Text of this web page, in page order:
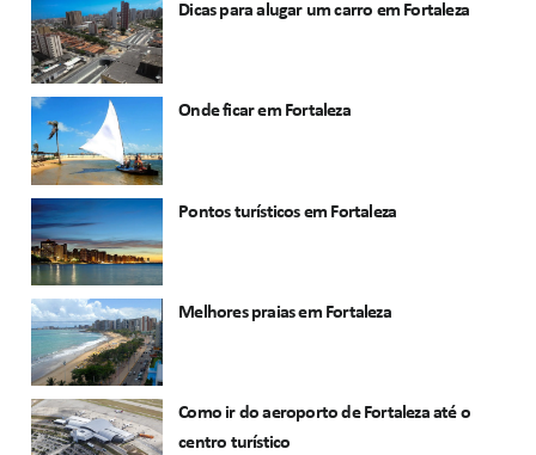
Dicas para alugar um carro em Fortaleza
Onde ficar em Fortaleza
Pontos turísticos em Fortaleza
Melhores praias em Fortaleza
Como ir do aeroporto de Fortaleza até o
centro turístico